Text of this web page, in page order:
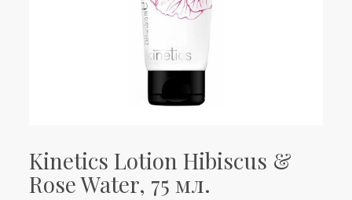
Kinetics Lotion Hibiscus &
Rose Water, 75 мл.